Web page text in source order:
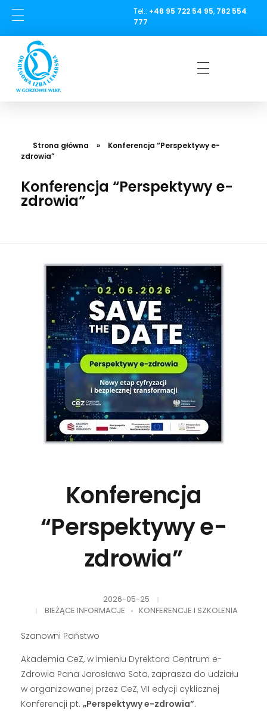
treści
KONTAKT
AKTUALNOŚCI
Tel.: +48 95 722 54 95, 782 554
777
Strona główna »
Konferencja “Perspektywy e-
zdrowia”
Konferencja “Perspektywy e-
zdrowia”
Konferencja
“Perspektywy e-
zdrowia”
2026-05-25
BIEŻĄCE INFORMACJE
KONFERENCJE I SZKOLENIA
Szanowni Państwo
Akademia CeZ, w imieniu Dyrektora Centrum e-
Zdrowia Pana Jarosława Sota, zaprasza do udziału
w organizowanej przez CeZ, VII edycji cyklicznej
Konferencji pt. „Perspektywy e-zdrowia”.